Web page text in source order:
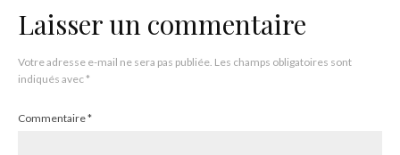
Laisser un commentaire
Votre adresse e-mail ne sera pas publiée. Les champs obligatoires sont
indiqués avec*
Commentaire*